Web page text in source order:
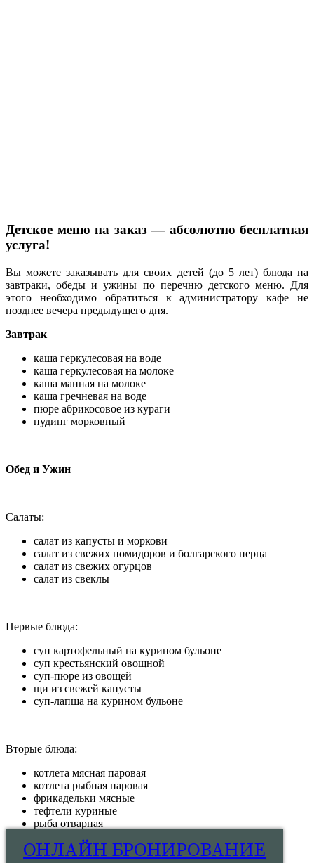
Детское меню на заказ — абсолютно бесплатная
услуга!
Вы можете заказывать для своих детей (до 5 лет) блюда на
завтраки, обеды и ужины по перечню детского меню. Для
этого необходимо обратиться к администратору кафе не
позднее вечера предыдущего дня.
Завтрак
каша геркулесовая на воде
каша геркулесовая на молоке
каша манная на молоке
каша гречневая на воде
пюре абрикосовое из кураги
пудинг морковный
Обед и Ужин
Салаты:
салат из капусты и моркови
салат из свежих помидоров и болгарского перца
салат из свежих огурцов
салат из свеклы
Первые блюда:
суп картофельный на курином бульоне
суп крестьянский овощной
суп-пюре из овощей
щи из свежей капусты
суп-лапша на курином бульоне
Вторые блюда:
котлета мясная паровая
котлета рыбная паровая
фрикадельки мясные
тефтели куриные
рыба отварная
ОНЛАЙН БРОНИРОВАНИЕ